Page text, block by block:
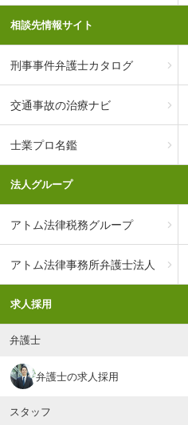
相談先情報サイト
刑事事件弁護士カタログ
交通事故の治療ナビ
士業プロ名鑑
法人グループ
アトム法律税務グループ
アトム法律事務所弁護士法人
求人採用
弁護士
弁護士の求人採用
スタッフ